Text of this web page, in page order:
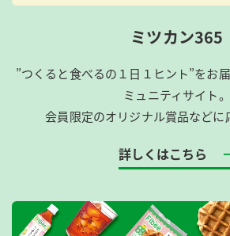
ミツカン365
”つくると食べるの１日１ヒント”をお
ミュニティサイト。
会員限定のオリジナル賞品などに
詳しくはこちら